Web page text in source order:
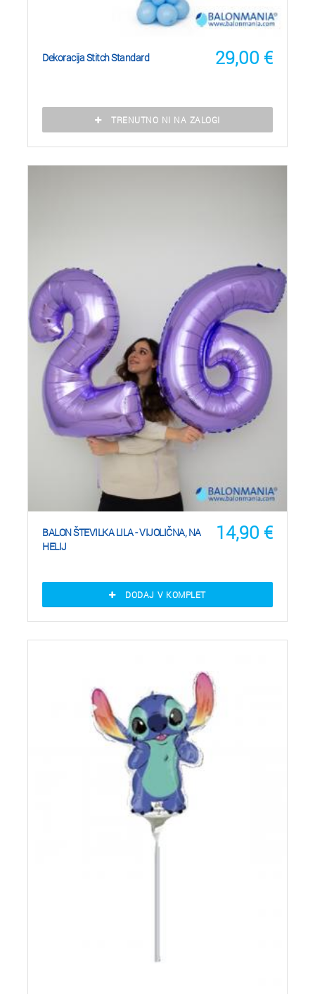
29,00 €
Dekoracija Stitch Standard
TRENUTNO NI NA ZALOGI
14,90 €
BALON ŠTEVILKA LILA - VIJOLIČNA, NA
HELIJ
DODAJ V KOMPLET